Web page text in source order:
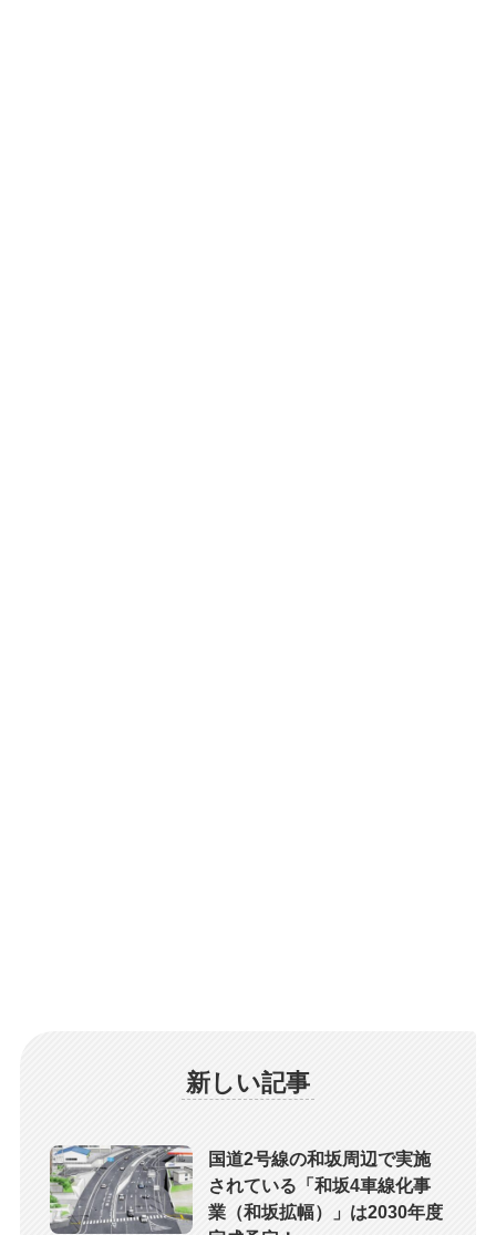
新しい記事
国道2号線の和坂周辺で実施
されている「和坂4車線化事
業（和坂拡幅）」は2030年度